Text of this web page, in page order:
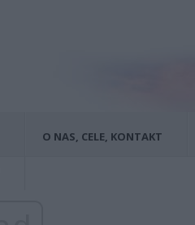
O NAS, CELE, KONTAKT